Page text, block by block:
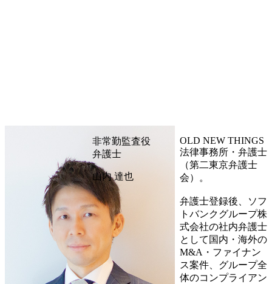
非常勤監査役
弁護士
山内 達也
OLD NEW THINGS
法律事務所・弁護士
（第二東京弁護士
会）。
弁護士登録後、ソフ
トバンクグループ株
式会社の社内弁護士
として国内・海外の
M&A・ファイナン
ス案件、グループ全
体のコンプライアン